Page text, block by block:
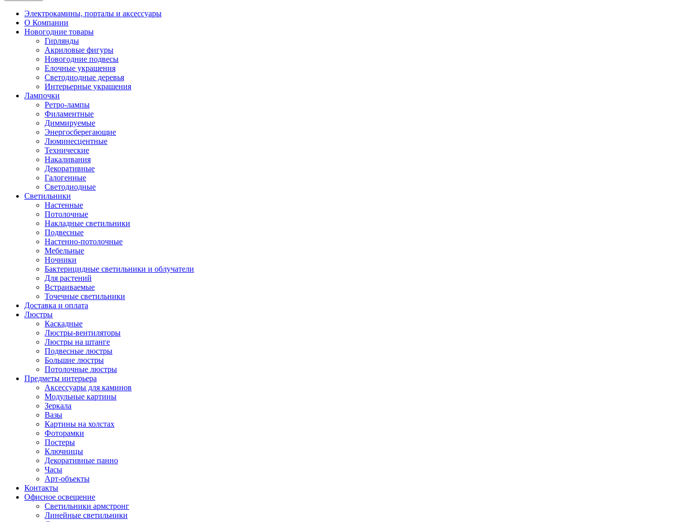
Электрокамины, порталы и аксессуары
О Компании
Новогодние товары
Гирлянды
Акриловые фигуры
Новогодние подвесы
Елочные украшения
Светодиодные деревья
Интерьерные украшения
Лампочки
Ретро-лампы
Филаментные
Диммируемые
Энергосберегающие
Люминесцентные
Технические
Накаливания
Декоративные
Галогенные
Светодиодные
Светильники
Настенные
Потолочные
Накладные светильники
Подвесные
Настенно-потолочные
Мебельные
Ночники
Бактерицидные светильники и облучатели
Для растений
Встраиваемые
Точечные светильники
Доставка и оплата
Люстры
Каскадные
Люстры-вентиляторы
Люстры на штанге
Подвесные люстры
Большие люстры
Потолочные люстры
Предметы интерьера
Аксессуары для каминов
Модульные картины
Зеркала
Вазы
Картины на холстах
Фоторамки
Постеры
Ключницы
Декоративные панно
Часы
Арт-объекты
Контакты
Офисное освещение
Светильники армстронг
Линейные светильники